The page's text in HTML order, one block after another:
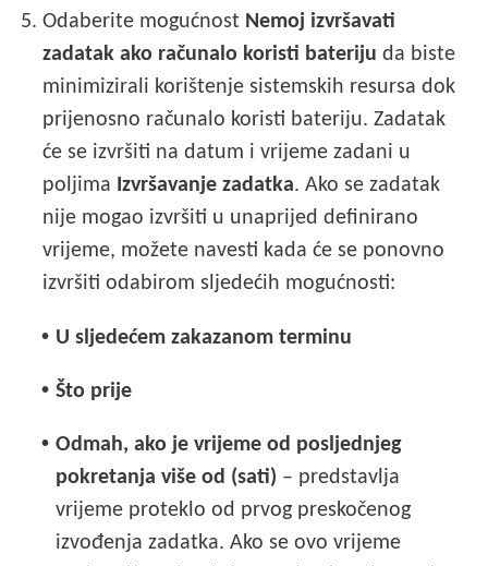
5. Odaberite mogućnost Nemoj izvršavati
zadatak ako računalo koristi bateriju da biste
minimizirali korištenje sistemskih resursa dok
prijenosno računalo koristi bateriju. Zadatak
će se izvršiti na datum i vrijeme zadani u
poljima Izvršavanje zadatka. Ako se zadatak
nije mogao izvršiti u unaprijed definirano
vrijeme, možete navesti kada će se ponovno
izvršiti odabirom sljedećih mogućnosti:
• U sljedećem zakazanom terminu
• Što prije
• Odmah, ako je vrijeme od posljednjeg
pokretanja više od (sati) – predstavlja
vrijeme proteklo od prvog preskočenog
izvođenja zadatka. Ako se ovo vrijeme